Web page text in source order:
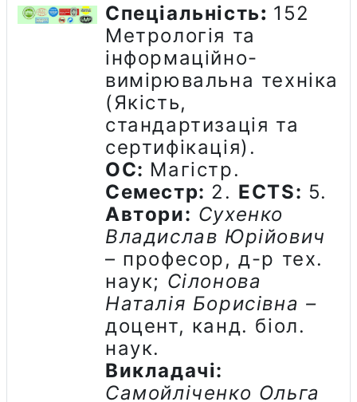
Спеціальність: 152
Метрологія та
інформаційно-
вимірювальна техніка
(Якість,
стандартизація та
сертифікація).
ОС: Магістр.
Семестр: 2. ECTS: 5.
Автори: Сухенко
Владислав Юрійович
– професор, д-р тех.
наук; Сілонова
Наталія Борисівна –
доцент, канд. біол.
наук.
Викладачі:
Самойліченко Ольга